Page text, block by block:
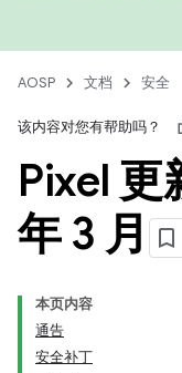
AOSP 文档 安全
该内容对您有帮助吗？
Pixel
年 3 月
本页内容
通告
安全补丁